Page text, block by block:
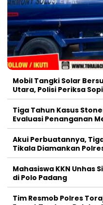
Mobil Tangki Solar
Utara, Polisi Periksa
Tiga Tahun Kasus
Evaluasi Penanganan
Akui Perbuatannya,
Tikala Diamankan
Mahasiswa KKN Unhas
di Polo Padang
Tim Resmob Polres